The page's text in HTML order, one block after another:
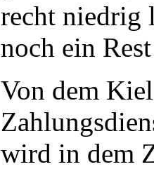
recht niedrig
noch ein
Von dem
wird in dem